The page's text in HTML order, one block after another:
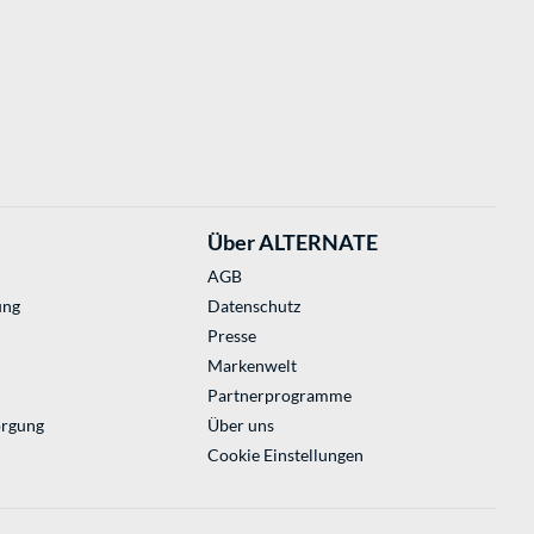
Über ALTERNATE
AGB
Datenschutz
Presse
Markenwelt
Partnerprogramme
Über uns
Cookie Einstellungen